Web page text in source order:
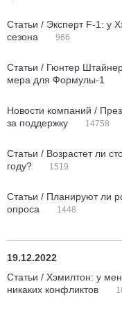
Статьи / Эксперт F-1: у
сезона
966
Статьи / Гюнтер
мера для Формулы-1
Новости компаний /
за поддержку
14758
Статьи / Возрастет ли
году?
1519
Статьи / Планируют ли
опроса
1448
19.12.2022
Статьи / Хэмилтон: у
никаких конфликтов